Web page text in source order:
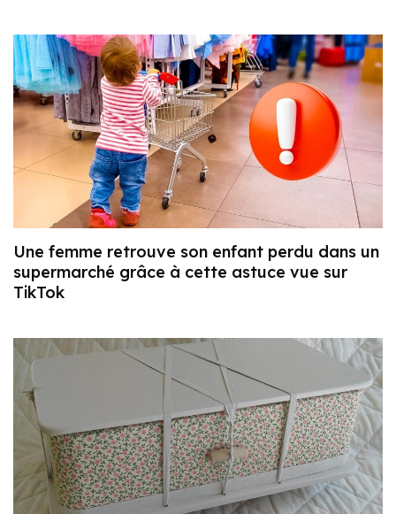
Une femme retrouve son enfant perdu dans un
supermarché grâce à cette astuce vue sur
TikTok